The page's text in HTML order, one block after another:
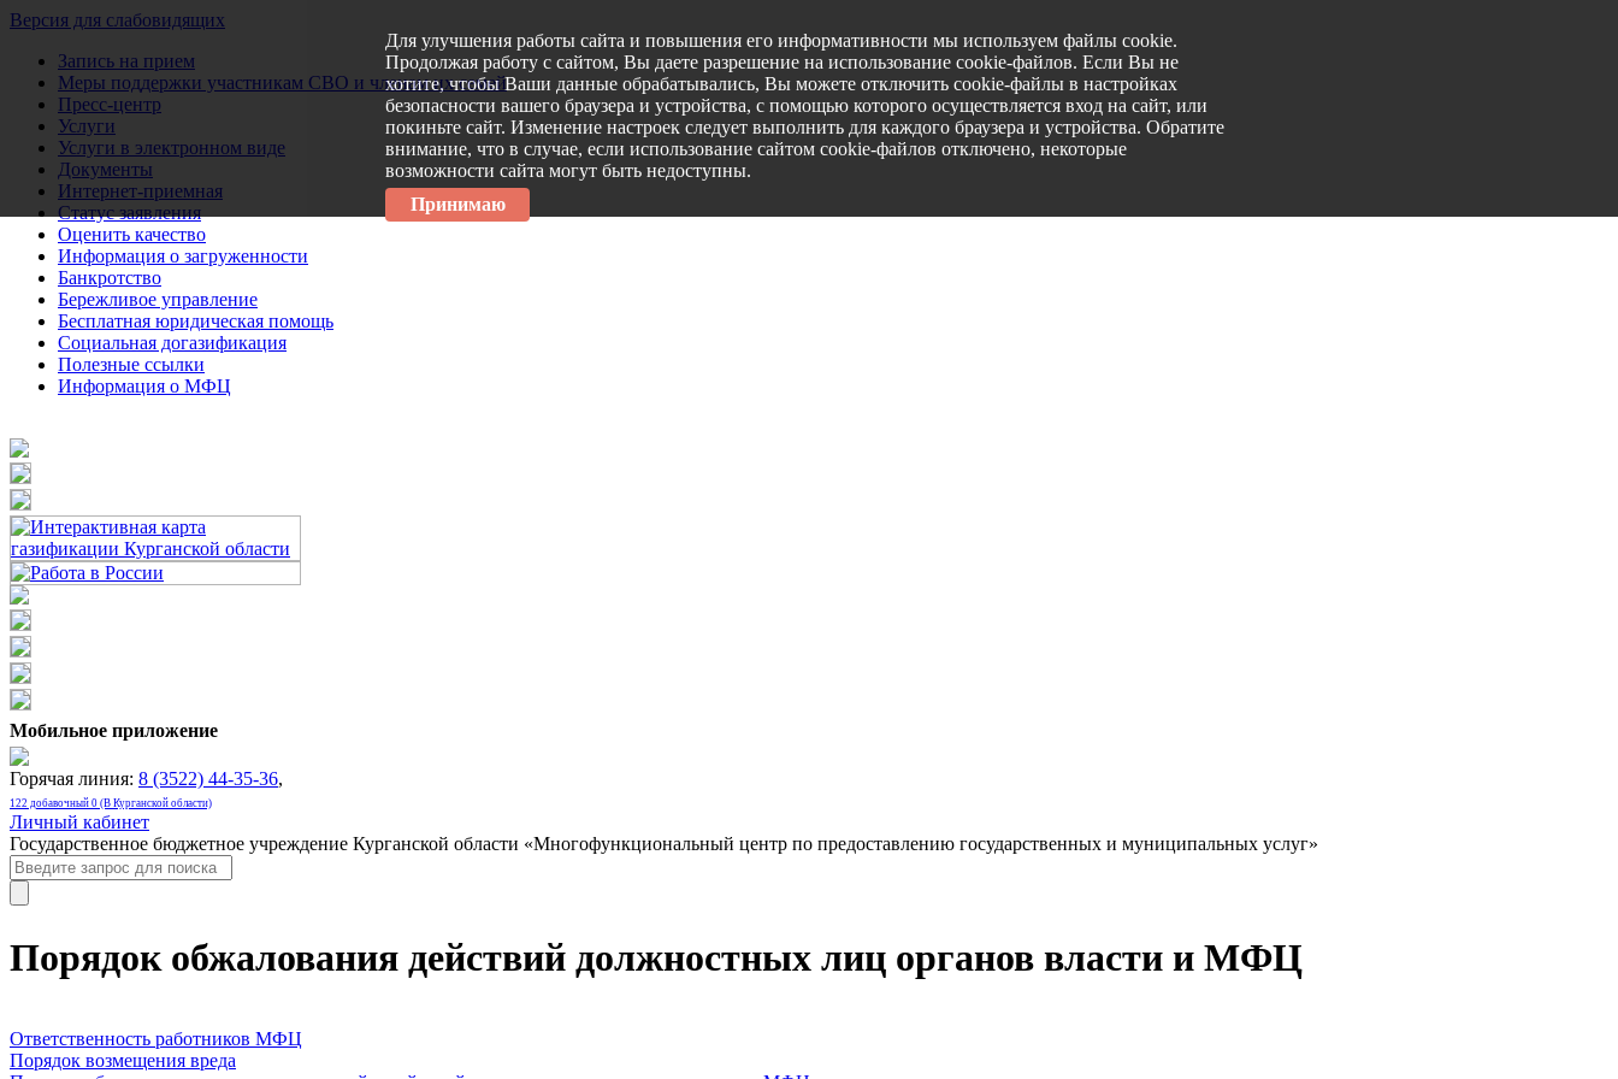
Версия для слабовидящих
Запись на прием
Меры поддержки участникам СВО и членам их семей
Пресс-центр
Услуги
Услуги в электронном виде
Документы
Интернет-приемная
Статус заявления
Оценить качество
Информация о загруженности
Банкротство
Бережливое управление
Бесплатная юридическая помощь
Социальная догазификация
Полезные ссылки
Информация о МФЦ
Мобильное приложение
Горячая линия: 8 (3522) 44-35-36,
122 добавочный 0 (В Курганской области)
Личный кабинет
Государственное бюджетное учреждение Курганской области «Многофункциональный центр по предоставлению государственных и муниципальных услуг»
Порядок обжалования действий должностных лиц органов власти и МФЦ
Ответственность работников МФЦ
Порядок возмещения вреда
Для улучшения работы сайта и повышения его информативности мы используем файлы cookie.
Продолжая работу с сайтом, Вы даете разрешение на использование cookie-файлов. Если Вы не
хотите, чтобы Ваши данные обрабатывались, Вы можете отключить cookie-файлы в настройках
безопасности вашего браузера и устройства, с помощью которого осуществляется вход на сайт, или
покиньте сайт. Изменение настроек следует выполнить для каждого браузера и устройства. Обратите
внимание, что в случае, если использование сайтом cookie-файлов отключено, некоторые
возможности сайта могут быть недоступны.
Принимаю